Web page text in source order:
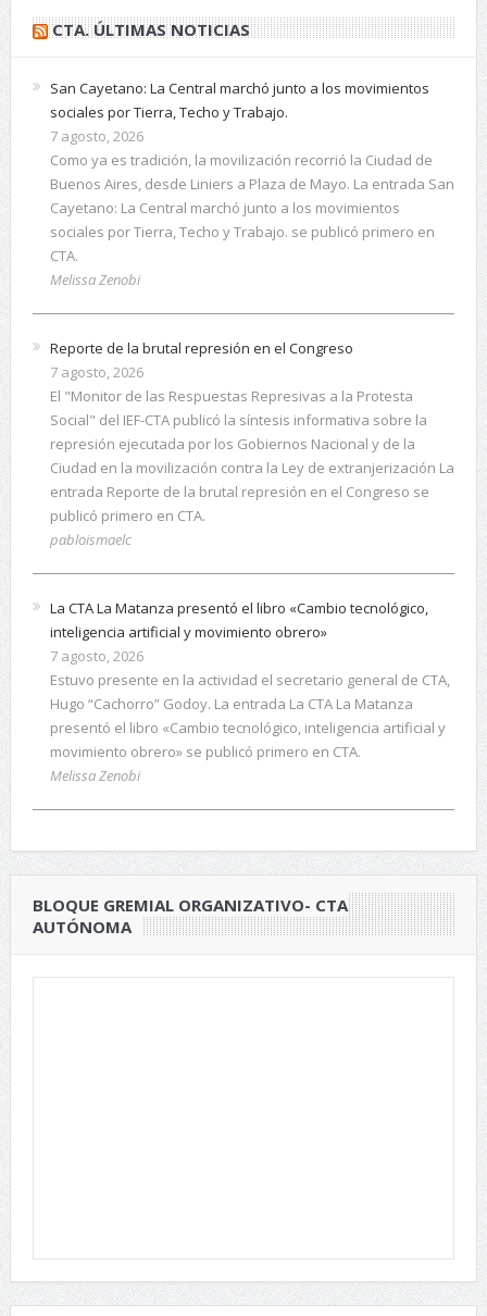
CTA. ÚLTIMAS NOTICIAS
San Cayetano: La Central marchó junto a los movimientos
sociales por Tierra, Techo y Trabajo.
7 agosto, 2026
Como ya es tradición, la movilización recorrió la Ciudad de
Buenos Aires, desde Liniers a Plaza de Mayo. La entrada San
Cayetano: La Central marchó junto a los movimientos
sociales por Tierra, Techo y Trabajo. se publicó primero en
CTA.
Melissa Zenobi
Reporte de la brutal represión en el Congreso
7 agosto, 2026
El "Monitor de las Respuestas Represivas a la Protesta
Social" del IEF-CTA publicó la síntesis informativa sobre la
represión ejecutada por los Gobiernos Nacional y de la
Ciudad en la movilización contra la Ley de extranjerización La
entrada Reporte de la brutal represión en el Congreso se
publicó primero en CTA.
pabloismaelc
La CTA La Matanza presentó el libro «Cambio tecnológico,
inteligencia artificial y movimiento obrero»
7 agosto, 2026
Estuvo presente en la actividad el secretario general de CTA,
Hugo “Cachorro” Godoy. La entrada La CTA La Matanza
presentó el libro «Cambio tecnológico, inteligencia artificial y
movimiento obrero» se publicó primero en CTA.
Melissa Zenobi
BLOQUE GREMIAL ORGANIZATIVO- CTA
AUTÓNOMA